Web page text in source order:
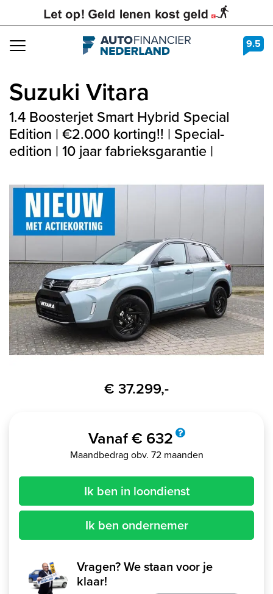
Navigation 9.5
SuzukiVitara
1.4 Boosterjet Smart Hybrid Special
Edition | €2.000 korting!! | Special-
edition | 10 jaar fabrieksgarantie |
€ 37.299,-
Vanaf € 632
Maandbedrag obv. 72 maanden
Ik ben in loondienst
Ik ben ondernemer
Vragen? We staan voor je
klaar!